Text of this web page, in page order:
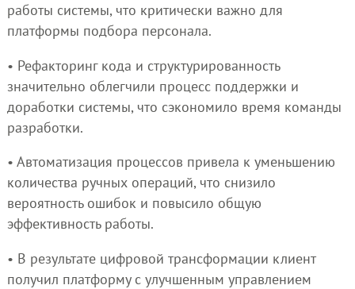
работы системы, что критически важно для
платформы подбора персонала.
• Рефакторинг кода и структурированность
значительно облегчили процесс поддержки и
доработки системы, что сэкономило время команды
разработки.
• Автоматизация процессов привела к уменьшению
количества ручных операций, что снизило
вероятность ошибок и повысило общую
эффективность работы.
• В результате цифровой трансформации клиент
получил платформу с улучшенным управлением